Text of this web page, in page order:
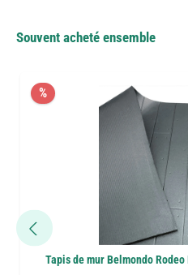
Souvent acheté ensemble
%
Tapis de mur Belmondo